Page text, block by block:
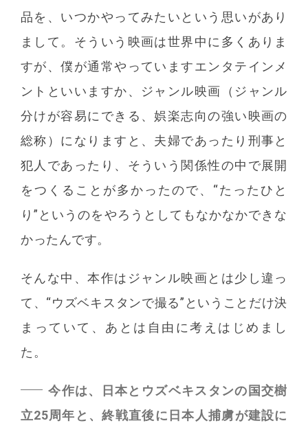
品を、いつかやってみたいという思いがあり
まして。そういう映画は世界中に多くありま
すが、僕が通常やっていますエンタテインメ
ントといいますか、ジャンル映画（ジャンル
分けが容易にできる、娯楽志向の強い映画の
総称）になりますと、夫婦であったり刑事と
犯人であったり、そういう関係性の中で展開
をつくることが多かったので、“たったひと
り”というのをやろうとしてもなかなかできな
かったんです。
そんな中、本作はジャンル映画とは少し違っ
て、“ウズベキスタンで撮る”ということだけ決
まっていて、あとは自由に考えはじめまし
た。
今作は、日本とウズベキスタンの国交樹
立25周年と、終戦直後に日本人捕虜が建設に